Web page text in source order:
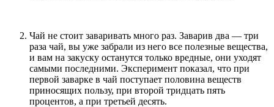
Чай не стоит заваривать много раз. Заварив два — три
раза чай, вы уже забрали из него все полезные вещества,
и вам на закуску останутся только вредные, они уходят
самыми последними. Эксперимент показал, что при
первой заварке в чай поступает половина веществ
приносящих пользу, при второй тридцать пять
процентов, а при третьей десять.